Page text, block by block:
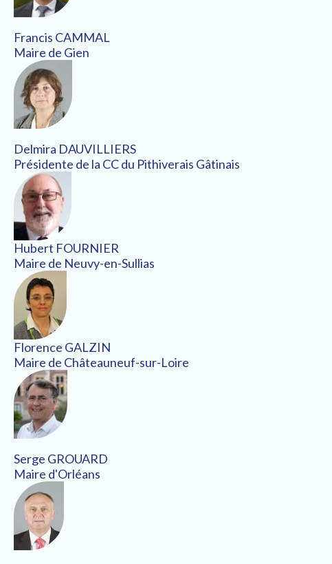
Francis CAMMAL
Maire de Gien
Delmira DAUVILLIERS
Présidente de la CC du Pithiverais Gâtinais
Hubert FOURNIER
Maire de Neuvy-en-Sullias
Florence GALZIN
Maire de Châteauneuf-sur-Loire
Serge GROUARD
Maire d'Orléans